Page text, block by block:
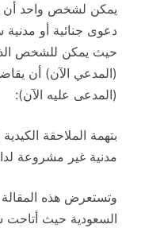
يمكن لشخص واحد أن
دعوى جنائية أو
حيث يمكن للشخص
(المدعي الآن) أن
(المدعى عليه الآن):
بتهمة الملاحقة
مدنية غير مشروعة
وتستعرض هذه
السعودية حيث أتاحت